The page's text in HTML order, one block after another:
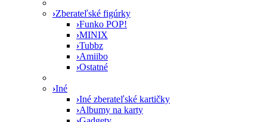
›Zberateľské figúrky
›Funko POP!
›MINIX
›Tubbz
›Amiibo
›Ostatné
›Iné
›Iné zberateľské kartičky
›Albumy na karty